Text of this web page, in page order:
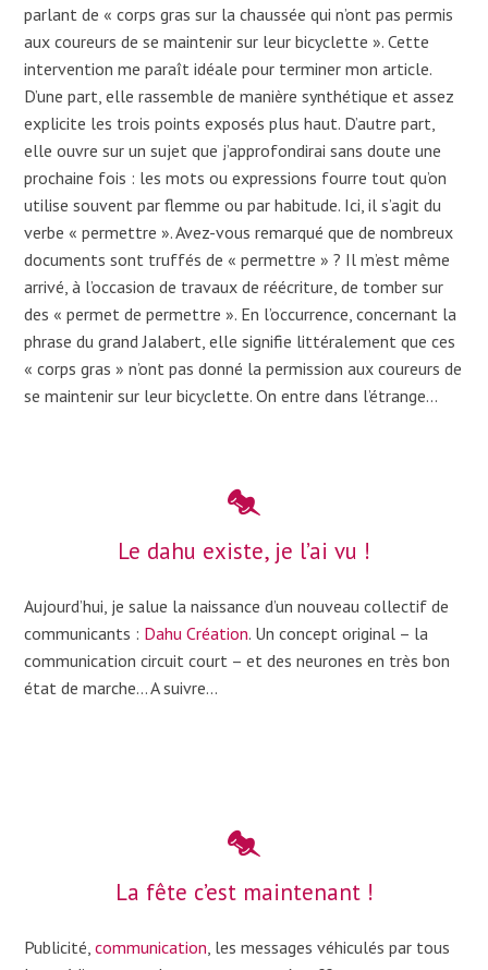
parlant de « corps gras sur la chaussée qui n’ont pas permis
aux coureurs de se maintenir sur leur bicyclette ». Cette
intervention me paraît idéale pour terminer mon article.
D’une part, elle rassemble de manière synthétique et assez
explicite les trois points exposés plus haut. D’autre part,
elle ouvre sur un sujet que j’approfondirai sans doute une
prochaine fois : les mots ou expressions fourre tout qu’on
utilise souvent par flemme ou par habitude. Ici, il s’agit du
verbe « permettre ». Avez-vous remarqué que de nombreux
documents sont truffés de « permettre » ? Il m’est même
arrivé, à l’occasion de travaux de réécriture, de tomber sur
des « permet de permettre ». En l’occurrence, concernant la
phrase du grand Jalabert, elle signifie littéralement que ces
« corps gras » n’ont pas donné la permission aux coureurs de
se maintenir sur leur bicyclette. On entre dans l’étrange…
Le dahu existe, je l’ai vu !
Aujourd’hui, je salue la naissance d’un nouveau collectif de
communicants : Dahu Création. Un concept original – la
communication circuit court – et des neurones en très bon
état de marche… A suivre…
La fête c’est maintenant !
Publicité,communication , les messages véhiculés par tous